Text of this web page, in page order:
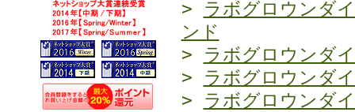
> ラボグロウンダ
ンド
> ラボグロウンダ
> ラボグロウンダ
> ラボグロウンダ